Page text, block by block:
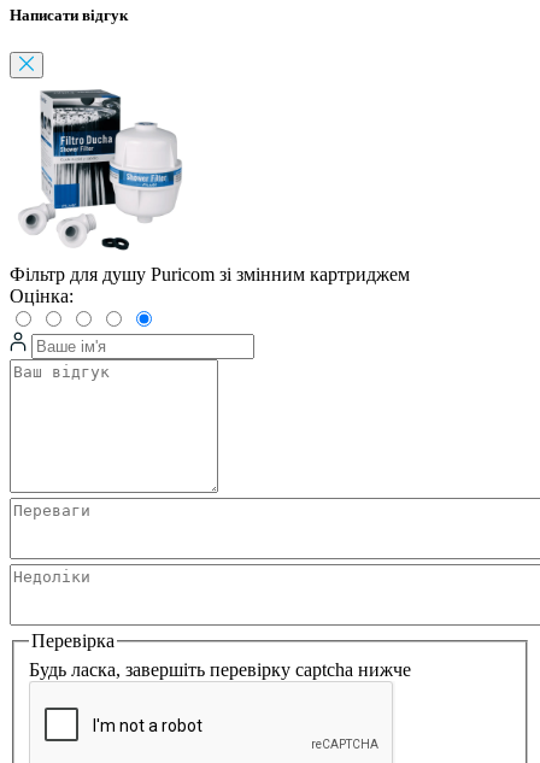
Написати відгук
Фільтр для душу Puricom зі змінним картриджем
Оцінка:
Перевірка
Будь ласка, завершіть перевірку captcha нижче